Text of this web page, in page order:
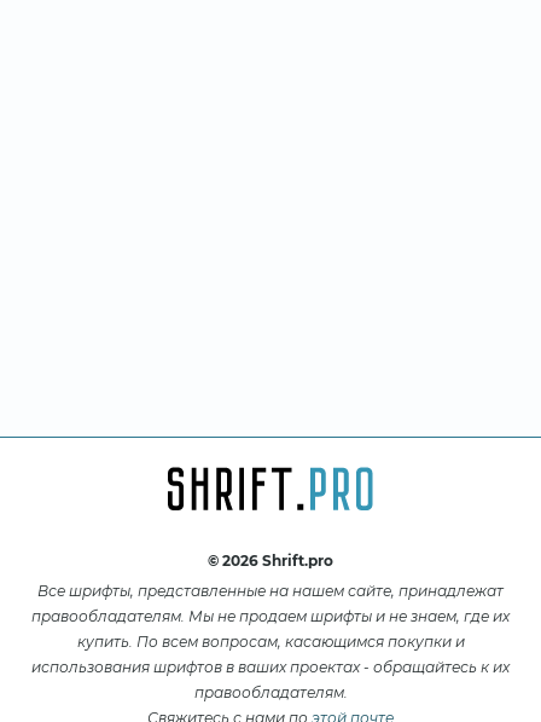
© 2026 Shrift.pro
Все шрифты, представленные на нашем сайте, принадлежат
правообладателям. Мы не продаем шрифты и не знаем, где их
купить. По всем вопросам, касающимся покупки и
использования шрифтов в ваших проектах - обращайтесь к их
правообладателям.
Свяжитесь с нами по этой почте